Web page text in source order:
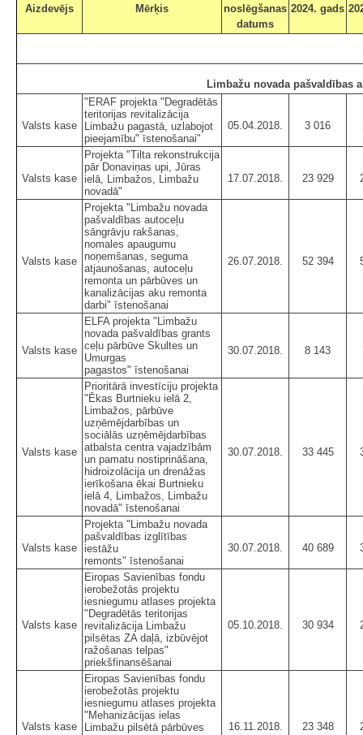
Aizdevējs Mērķis
noslēgšanas
datums
2024. gads
Limbažu novada pašvaldības
Valsts kase
"ERAF projekta "Degradētās
teritorijas revitalizācija
Limbažu pagastā, uzlabojot
pieejamību" īstenošanai"
05.04.2018. 3 016
Valsts kase
Projekta "Tilta rekonstrukcija
pār Donaviņas upi, Jūras
ielā, Limbažos, Limbažu
novadā"
17.07.2018. 23 929
Valsts kase
Projekta "Limbažu novada
pašvaldības autoceļu
sāngrāvju rakšanas,
nomales apaugumu
noņemšanas, seguma
atjaunošanas, autoceļu
remonta un pārbūves un
kanalizācijas aku remonta
darbi" īstenošanai
26.07.2018. 52 394
Valsts kase
ELFA projekta "Limbažu
novada pašvaldības grants
ceļu pārbūve Skultes un
Umurgas
pagastos" īstenošanai
30.07.2018. 8 143
Valsts kase
Prioritārā investīciju projekta
"Ēkas Burtnieku ielā 2,
Limbažos, pārbūve
uzņēmējdarbības un
sociālās uzņēmējdarbības
atbalsta centra vajadzībām
un pamatu nostiprināšana,
hidroizolācija un drenāžas
ierīkošana ēkai Burtnieku
ielā 4, Limbažos, Limbažu
novadā" īstenošanai
30.07.2018. 33 445
Valsts kase
Projekta "Limbažu novada
pašvaldības izglītības
iestāžu
remonts" īstenošanai
30.07.2018. 40 689
Valsts kase
Eiropas Savienības fondu
ierobežotās projektu
iesniegumu atlases projekta
"Degradētās teritorijas
revitalizācija Limbažu
pilsētas ZA daļā, izbūvējot
ražošanas telpas"
priekšfinansēšanai
05.10.2018. 30 934
Valsts kase
Eiropas Savienības fondu
ierobežotās projektu
iesniegumu atlases projekta
"Mehanizācijas ielas
Limbažu pilsētā pārbūves
16.11.2018. 23 348